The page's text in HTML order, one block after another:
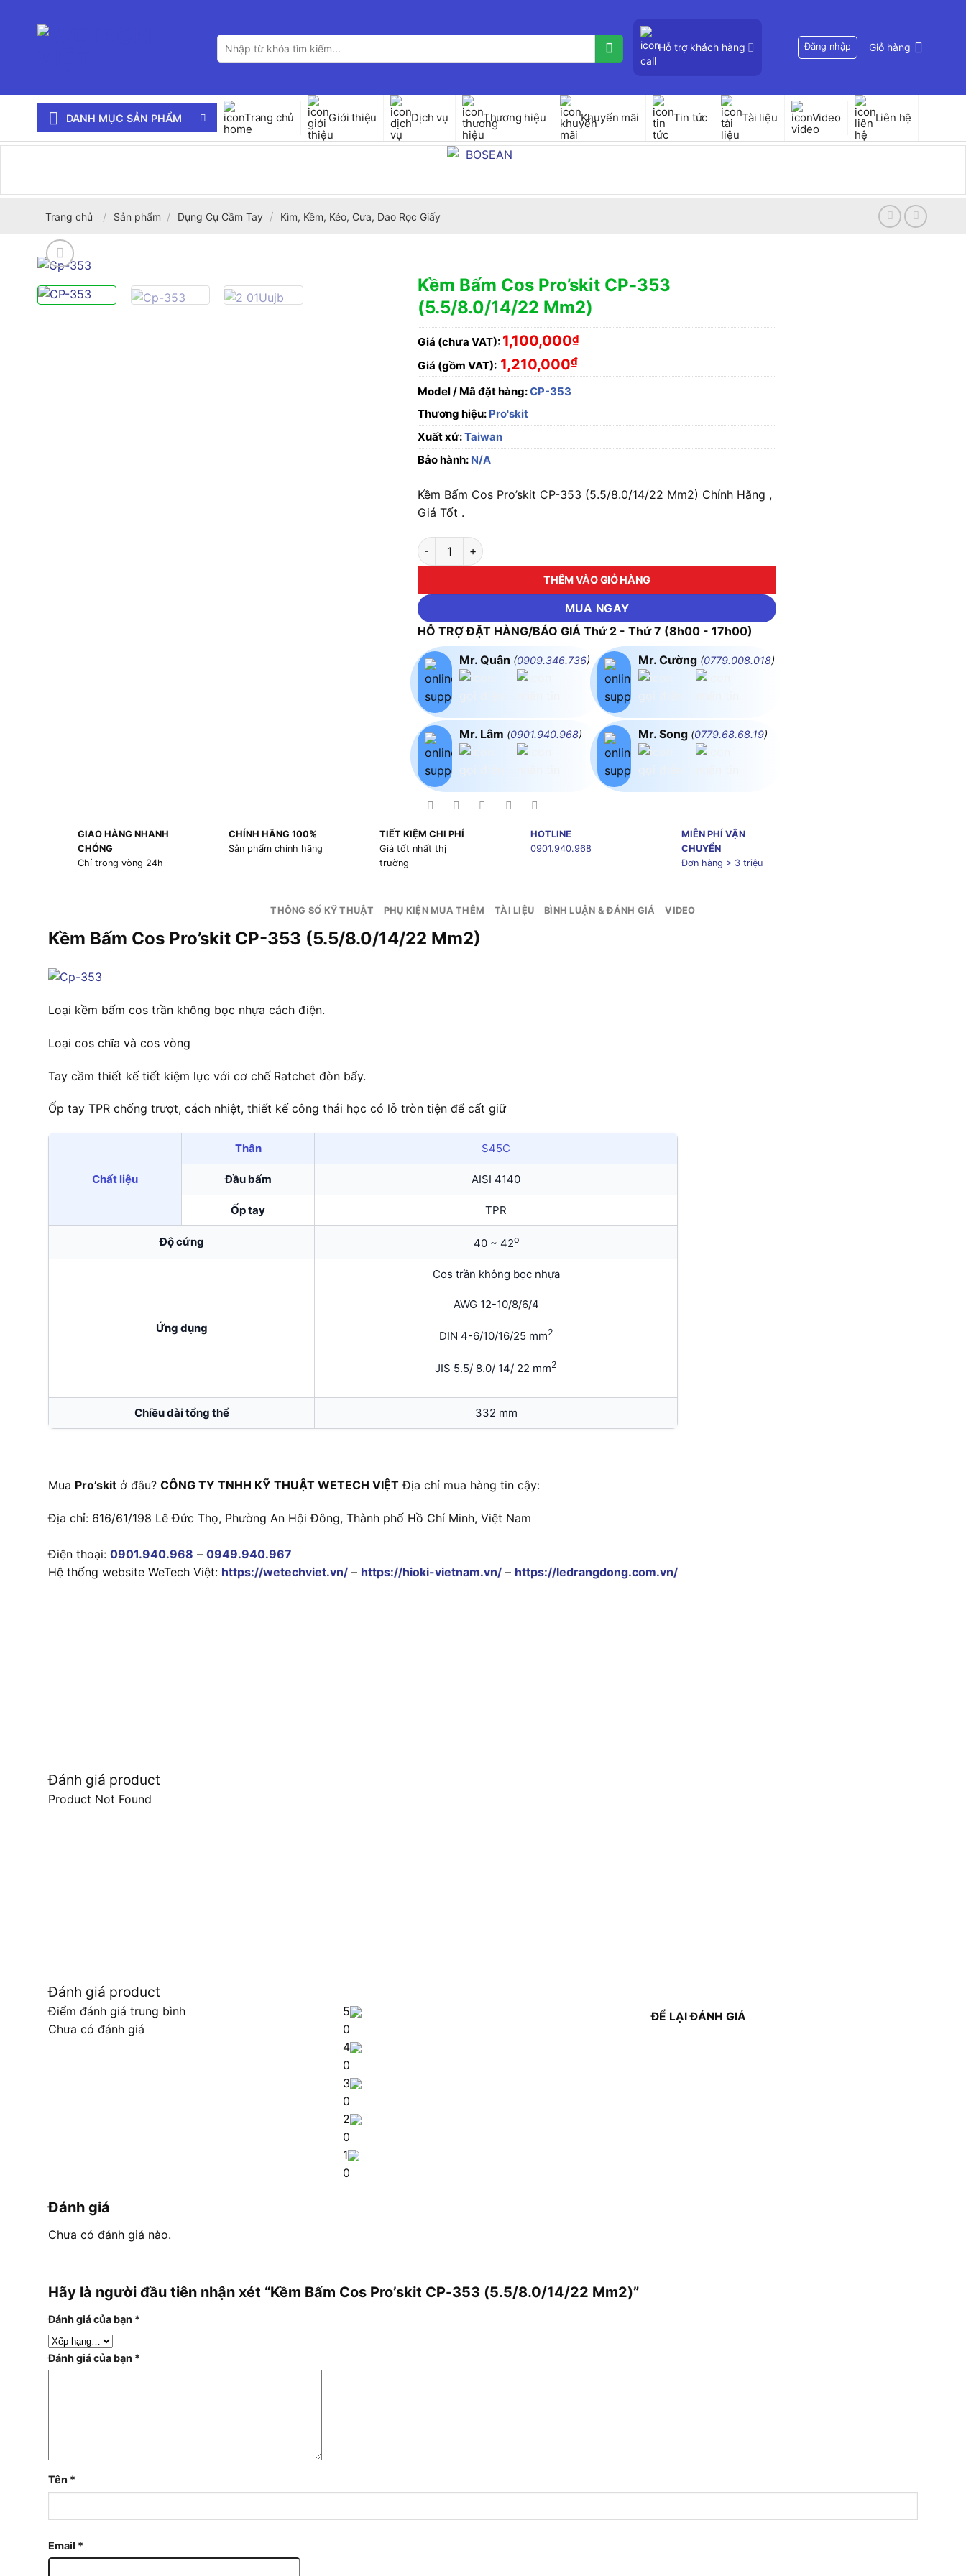
Tìm
kiếm:
Hỗ trợ khách hàng Đăng nhập Giỏ hàng
DANH MỤC SẢN PHẨM Trang chủ Giới thiệu Dịch vụ Thương hiệu Khuyến mãi Tin tức Tài liệu Video Liên hệ
Trang chủ / Sản phẩm / Dụng Cụ Cầm Tay / Kìm, Kềm, Kéo, Cưa, Dao Rọc Giấy
Kềm Bấm Cos Pro’skit CP-353
(5.5/8.0/14/22 Mm2)
Giá (chưa VAT): 1,100,000₫
Giá (gồm VAT): 1,210,000₫
Model / Mã đặt hàng:CP-353
Thương hiệu: Pro'skit
Xuất xứ:Taiwan
Bảo hành: N/A
Kềm Bấm Cos Pro’skit CP-353 (5.5/8.0/14/22 Mm2) Chính Hãng ,
Giá Tốt .
Kềm Bấm Cos Pro'skit CP-353 (5.5/8.0/14/22 Mm2) số lượng
THÊM VÀO GIỎ HÀNG
MUA NGAY
HỖ TRỢ ĐẶT HÀNG/BÁO GIÁ Thứ 2 - Thứ 7 (8h00 - 17h00)
Mr. Quân (0909.346.736)
Mr. Lâm (0901.940.968)
Mr. Cường (0779.008.018)
Mr. Song (0779.68.68.19)
GIAO HÀNG NHANH
CHÓNG
Chỉ trong vòng 24h
CHÍNH HÃNG 100%
Sản phẩm chính hãng
TIẾT KIỆM CHI PHÍ
Giá tốt nhất thị
trường
HOTLINE
0901.940.968
MIỄN PHÍ VẬN
CHUYỂN
Đơn hàng > 3 triệu
THÔNG SỐ KỸ THUẬT PHỤ KIỆN MUA THÊM TÀI LIỆU BÌNH LUẬN & ĐÁNH GIÁ VIDEO
Kềm Bấm Cos Pro’skit CP-353 (5.5/8.0/14/22 Mm2)
Loại kềm bấm cos trần không bọc nhựa cách điện.
Loại cos chĩa và cos vòng
Tay cầm thiết kế tiết kiệm lực với cơ chế Ratchet đòn bẩy.
Ốp tay TPR chống trượt, cách nhiệt, thiết kế công thái học có lỗ tròn tiện để cất giữ
Chất liệu
Thân S45C
Đầu bấm AISI 4140
Ốp tay TPR
Độ cứng 40 ~ 42o
Ứng dụng
Cos trần không bọc nhựa
AWG 12-10/8/6/4
DIN 4-6/10/16/25 mm2
JIS 5.5/ 8.0/ 14/ 22 mm2
Chiều dài tổng thể 332 mm
Mua Pro’skit ở đâu? CÔNG TY TNHH KỸ THUẬT WETECH VIỆT Địa chỉ mua hàng tin cậy:
Địa chỉ: 616/61/198 Lê Đức Thọ, Phường An Hội Đông, Thành phố Hồ Chí Minh, Việt Nam
Điện thoại: 0901.940.968 – 0949.940.967
Hệ thống website WeTech Việt: https://wetechviet.vn/ – https://hioki-vietnam.vn/ – https://ledrangdong.com.vn/
Đánh giá product
Product Not Found
Đánh giá product
Điểm đánh giá trung bình
Chưa có đánh giá
5
0
4
0
3
0
2
0
1
0
ĐỂ LẠI ĐÁNH GIÁ
Đánh giá
Chưa có đánh giá nào.
Hãy là người đầu tiên nhận xét “Kềm Bấm Cos Pro’skit CP-353 (5.5/8.0/14/22 Mm2)”
Đánh giá của bạn *
Đánh giá của bạn *
Tên *
Email *